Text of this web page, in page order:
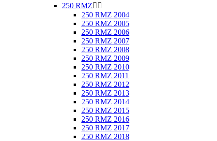
250 RMZ 
250 RMZ 2004
250 RMZ 2005
250 RMZ 2006
250 RMZ 2007
250 RMZ 2008
250 RMZ 2009
250 RMZ 2010
250 RMZ 2011
250 RMZ 2012
250 RMZ 2013
250 RMZ 2014
250 RMZ 2015
250 RMZ 2016
250 RMZ 2017
250 RMZ 2018